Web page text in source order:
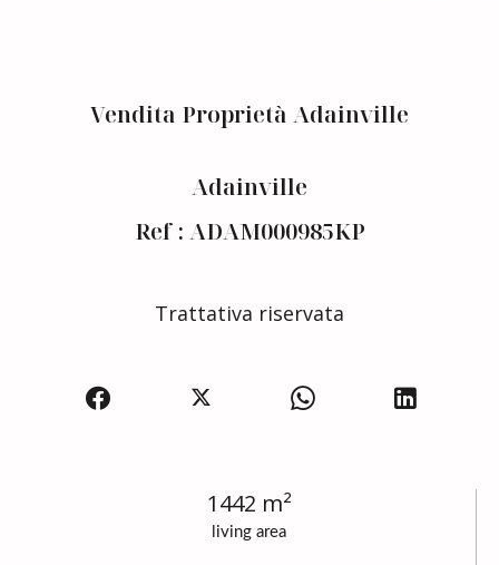
living area
1442 m²
Vendita Proprietà Adainville
Adainville
Ref : ADAM000985KP
Trattativa riservata